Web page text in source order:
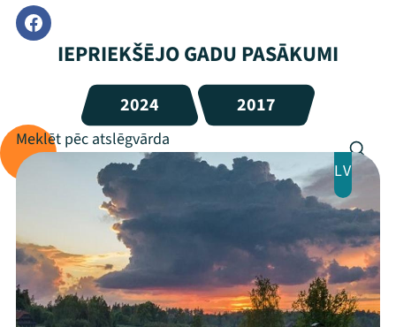
Mana programma
Festivāls
Programma
IEPRIEKŠĒJO GADU PASĀKUMI
2024 2017
LV